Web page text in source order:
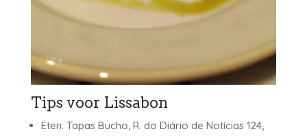
Tips voor Lissabon
Eten: Tapas Bucho, R. do Diário de Notícias 124,